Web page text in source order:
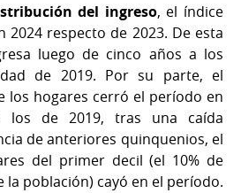
del ingreso, el índice
2024 respecto de 2023. De esta
luego de cinco años a los
de 2019. Por su parte, el
los hogares cerró el período en
los de 2019, tras una caída
de anteriores quinquenios, el
del primer decil (el 10% de
la población) cayó en el período.